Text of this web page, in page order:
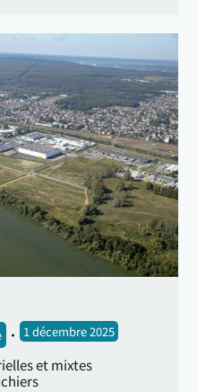
1 décembre 2025
et mixtes